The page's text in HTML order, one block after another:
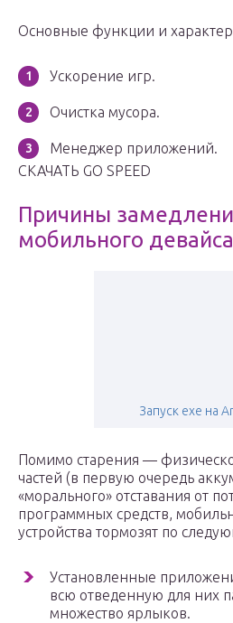
Основные функции и
Ускорение игр.
Очистка мусора.
Менеджер приложений.
СКАЧАТЬ GO SPEED
Причины
мобильного девайса
Запуск exe на
Помимо старения —
частей (в первую очередь
«морального» отставания от
программных средств,
устройства тормозят по
Установленные
всю отведенную для них
множество ярлыков.